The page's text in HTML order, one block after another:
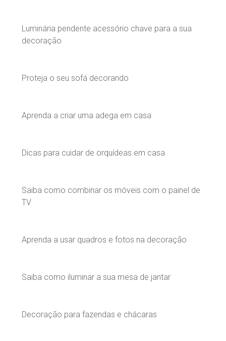
Luminária pendente acessório chave para a sua
decoração
Proteja o seu sofá decorando
Aprenda a criar uma adega em casa
Dicas para cuidar de orquídeas em casa
Saiba como combinar os móveis com o painel de
TV
Aprenda a usar quadros e fotos na decoração
Saiba como iluminar a sua mesa de jantar
Decoração para fazendas e chácaras